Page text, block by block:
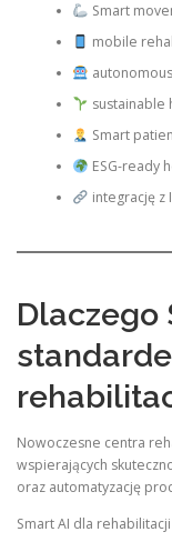
Smart
mobile
sustainable
Smart
ESG-ready
integrację z
Dlaczego
Nowoczesne centra
wspierających
oraz automatyzację
Smart AI dla